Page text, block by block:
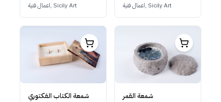
اعمال فنية, Sicily Art اعمال فنية, Sicily Art
شمعة الكتاب الفكتوري شمعة القمر